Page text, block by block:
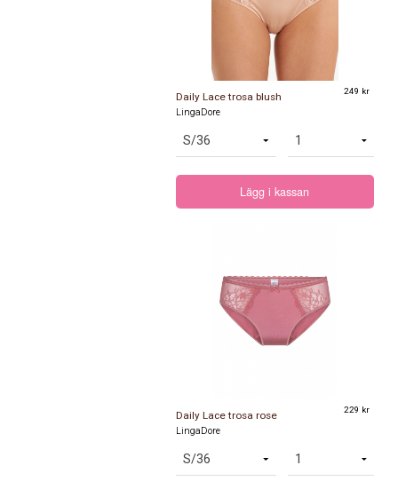
Daily Lace trosa blush 249 kr
LingaDore
Lägg i kassan
Daily Lace trosa rose 229 kr
LingaDore